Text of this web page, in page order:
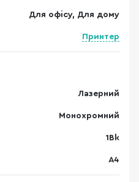
Для офісу, Для дому
Принтер
Лазерний
Монохромний
1Bk
A4